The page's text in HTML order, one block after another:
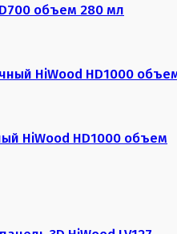
объем 280 мл
HiWood HD1000 объем